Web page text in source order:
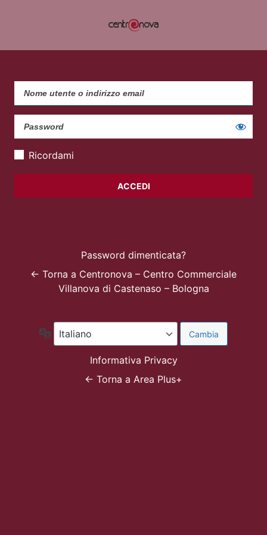
Ricordami
Password dimenticata?
← Torna a Centronova – Centro Commerciale
Villanova di Castenaso – Bologna
Lingua
Informativa Privacy
← Torna a Area Plus+